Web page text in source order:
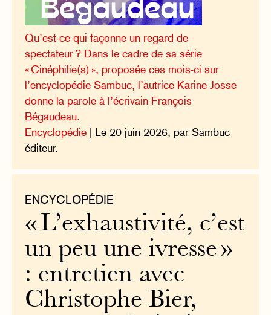
Qu’est-ce qui façonne un regard de
spectateur ? Dans le cadre de sa série
« Cinéphilie(s) », proposée ces mois-ci sur
l’encyclopédie Sambuc, l’autrice Karine Josse
donne la parole à l’écrivain François
Bégaudeau.
Encyclopédie | Le 20 juin 2026, par Sambuc
éditeur.
ENCYCLOPÉDIE
« L’exhaustivité, c’est
un peu une ivresse »
: entretien avec
Christophe Bier,